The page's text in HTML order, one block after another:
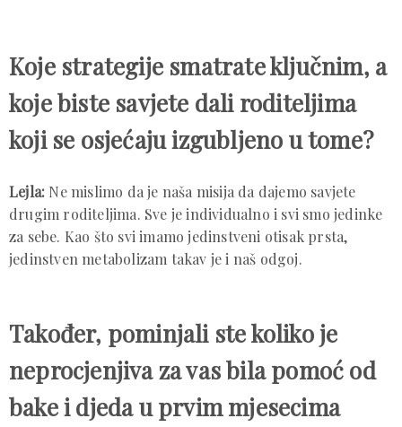
Koje strategije smatrate ključnim, a
koje biste savjete dali roditeljima
koji se osjećaju izgubljeno u tome?
Lejla: Ne mislimo da je naša misija da dajemo savjete
drugim roditeljima. Sve je individualno i svi smo jedinke
za sebe. Kao što svi imamo jedinstveni otisak prsta,
jedinstven metabolizam takav je i naš odgoj.
Također, pominjali ste koliko je
neprocjenjiva za vas bila pomoć od
bake i djeda u prvim mjesecima